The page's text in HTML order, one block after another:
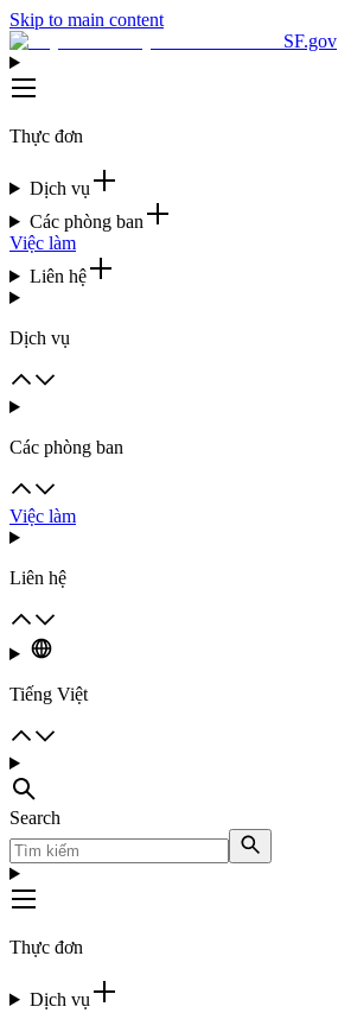
Skip to main content
SF.gov
Thực đơn
Dịch vụ
Các phòng ban
Việc làm
Liên hệ
Dịch vụ
Các phòng ban
Việc làm
Liên hệ
Tiếng Việt
Search
Thực đơn
Dịch vụ